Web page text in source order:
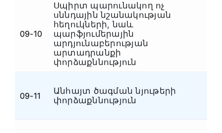
09-10
Սպիրտ պարունակող ոչ
սննդային նշանակության
հեղուկների, նաև
պարֆյումերային
արդյունաբերության
արտադրանքի
փորձաքննություն
09-11
Անհայտ ծագման նյութերի
փորձաքննություն